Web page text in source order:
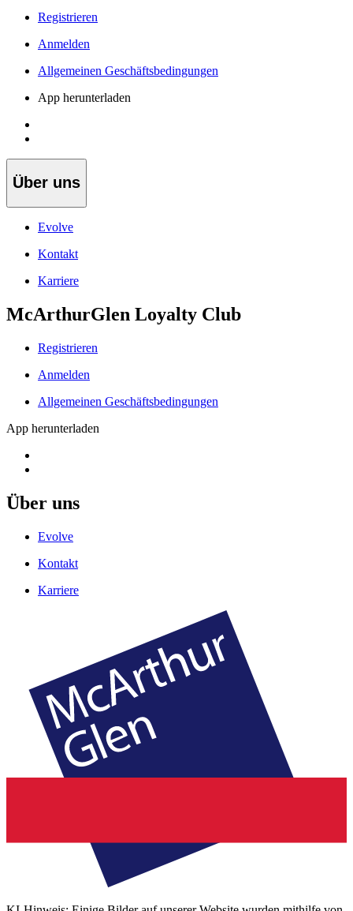
Registrieren
Anmelden
Allgemeinen Geschäftsbedingungen
App herunterladen
Über uns
Evolve
Kontakt
Karriere
McArthurGlen Loyalty Club
Registrieren
Anmelden
Allgemeinen Geschäftsbedingungen
App herunterladen
Über uns
Evolve
Kontakt
Karriere